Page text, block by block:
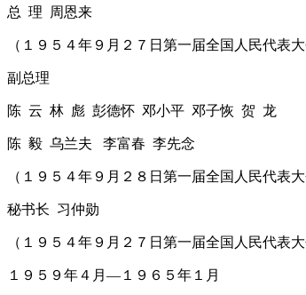
总 理 周恩来
（１９５４年９月２７日第一届全国人民代表
副总理
陈 云 林 彪 彭德怀 邓小平 邓子恢 贺 龙
陈 毅 乌兰夫 李富春 李先念
（１９５４年９月２８日第一届全国人民代表
秘书长 习仲勋
（１９５４年９月２７日第一届全国人民代表
１９５９年４月―１９６５年１月